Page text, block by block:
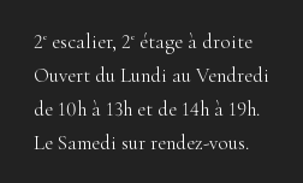
2e escalier, 2e étage à droite
Ouvert du Lundi au Vendredi
de 10h à 13h et de 14h à 19h.
Le Samedi sur rendez-vous.